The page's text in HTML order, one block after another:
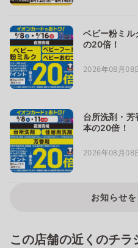
ベビー粉ミル
の20倍！
2026年08月08
台所洗剤・芳
本の20倍！
2026年08月08
お知らせ
この店舗の近くのチラ